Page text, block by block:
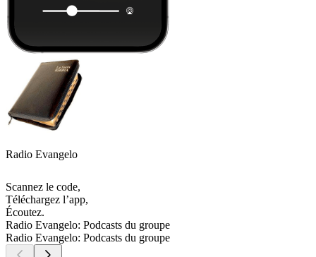
Radio Evangelo
Scannez le code,
Téléchargez l’app,
Écoutez.
Radio Evangelo: Podcasts du groupe
Radio Evangelo: Podcasts du groupe